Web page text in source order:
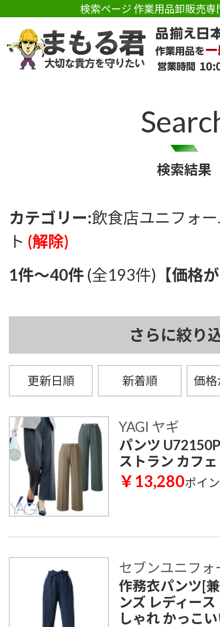
検索ページ 作業用品卸販売
検索結果
カテゴリー:飲食店ユニフォ
ト (解除)
1件～40件 (全193件) 【価格
さらに絞り
更新日順 新着順 価
YAGI ヤギ
パンツ
ストラン カフ
￥13,280ポイ
セブンユニフォ
作務衣パンツ[
ンズ レディー
しゃれ かっこ